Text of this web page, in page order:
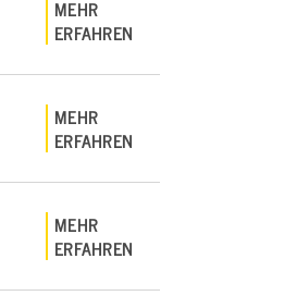
MEHR
ERFAHREN
MEHR
ERFAHREN
MEHR
ERFAHREN